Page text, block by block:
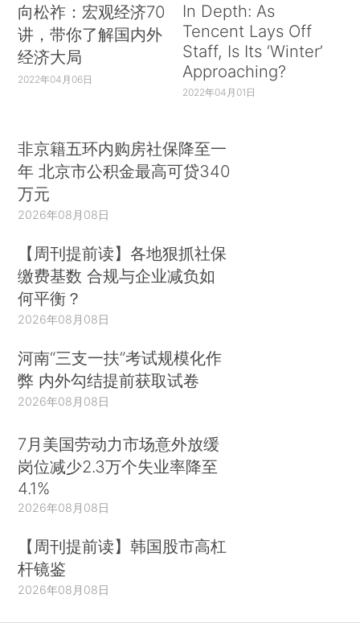
向松祚：宏观经济70
讲，带你了解国内外
经济大局
2022年04月06日
In Depth: As
Tencent Lays Off
Staff, Is Its ‘Winter’
Approaching?
2022年04月01日
非京籍五环内购房社保降至一
年 北京市公积金最高可贷340
万元
2026年08月08日
【周刊提前读】各地狠抓社保
缴费基数 合规与企业减负如
何平衡？
2026年08月08日
河南“三支一扶”考试规模化作
弊 内外勾结提前获取试卷
2026年08月08日
7月美国劳动力市场意外放缓
岗位减少2.3万个失业率降至
4.1%
2026年08月08日
【周刊提前读】韩国股市高杠
杆镜鉴
2026年08月08日